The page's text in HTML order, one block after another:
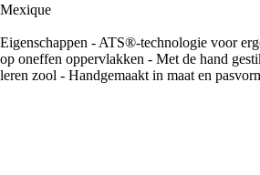
Mexique
Eigenschappen - ATS®-technologie voor
op oneffen oppervlakken - Met de hand
leren zool - Handgemaakt in maat en